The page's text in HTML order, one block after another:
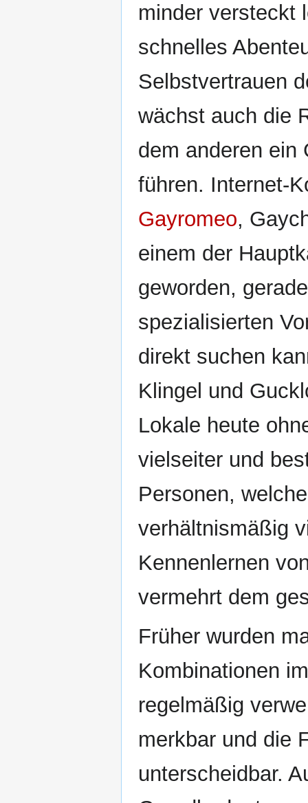
minder versteckt
schnelles
Selbstvertrauen
wächst auch die
dem anderen ein
führen. Internet-
Gayromeo,
einem der
geworden,
spezialisierten
direkt suchen
Klingel und
Lokale heute
vielseiter und
Personen,
verhältnismäßig
Kennenlernen
vermehrt dem
Früher wurden
Kombinationen
regelmäßig
merkbar und die
unterscheidbar.